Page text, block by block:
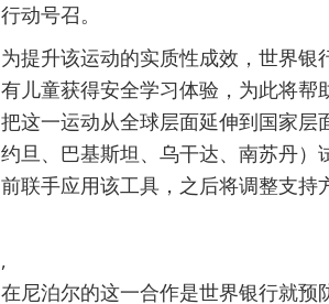
行动号召。
为提升该运动的实质性成效，世界
有儿童获得安全学习体验，为此将
把这一运动从全球层面延伸到国家层
约旦、巴基斯坦、乌干达、南苏丹）
前联手应用该工具，之后将调整支持
,
在尼泊尔的这一合作是世界银行就